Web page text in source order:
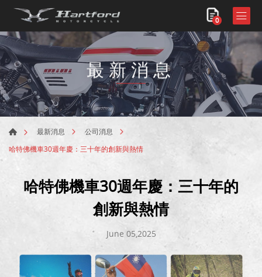
0
最新消息
最新消息
公司消息
哈特佛機車30週年慶：三十年的創新與熱情
哈特佛機車30週年慶：三十年的
創新與熱情
June 05,2025